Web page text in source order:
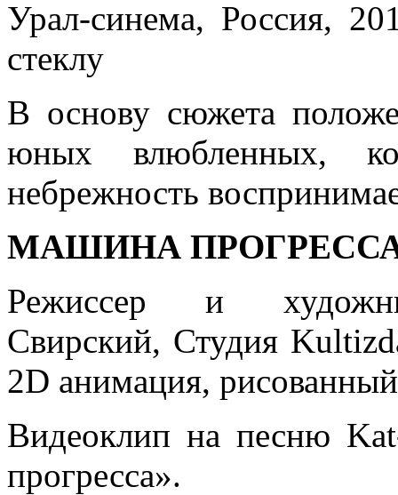
Урал-синема, Россия,
стеклу
В основу сюжета
юных влюбленных,
небрежность
МАШИНА
Режиссер и
Свирский, Студия
2D анимация,
Видеоклип на песню
прогресса».